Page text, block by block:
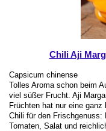
Chili Aji
Capsicum chinense
Tolles Aroma schon beim
viel süßer Frucht. Aji
Früchten hat nur eine
Chili für den Frischgenuss:
Tomaten, Salat und